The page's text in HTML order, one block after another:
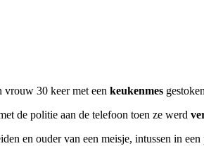
vrouw 30 keer met een keukenmes
de politie aan de telefoon toen ze werd
en ouder van een meisje, intussen in